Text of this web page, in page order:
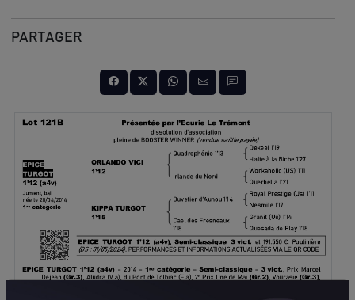
PARTAGER